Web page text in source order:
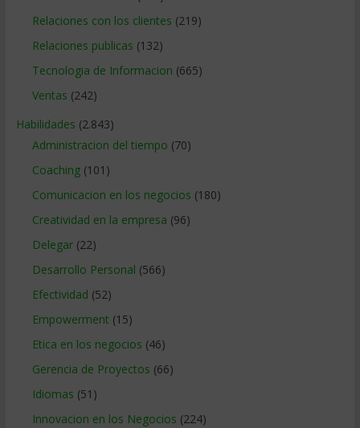
Relaciones con los clientes (219)
Relaciones publicas (132)
Tecnologia de Informacion (665)
Ventas (242)
Habilidades (2.843)
Administracion del tiempo (70)
Coaching(101)
Comunicacion en los negocios (180)
Creatividad en la empresa (96)
Delegar(22)
Desarrollo Personal (566)
Efectividad (52)
Empowerment (15)
Etica en los negocios (46)
Gerencia de Proyectos (66)
Idiomas (51)
Innovacion en los Negocios (224)